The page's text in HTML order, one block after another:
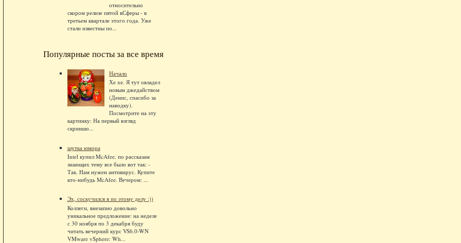
относительно
скором релизе пятой вСферы - в
третьем квартале этого года. Уже
стали известны по...
Популярные посты за все время
Начало
Хе хе. Я тут овладел
новым джедайством
(Денис, спасибо за
наводку).
Посмотрите на эту
картинку: На первый взгляд
скриншо...
шутка юмора
Intel купил McAfee. по рассказам
знающих тему все было вот так: -
Так. Нам нужен антивирус. Купите
кто-нибудь McAfee. Вечером: ...
Эх, соскучился я по этому делу :))
Коллеги, внезапно довольно
уникальное предложение: на неделе
с 30 ноября по 3 декабря буду
читать вечерний курс VS6.0-WN
VMware vSphere: Wh...